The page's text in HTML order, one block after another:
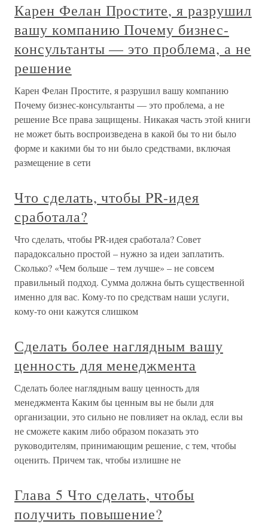
Карен Фелан Простите, я разрушил
вашу компанию Почему бизнес-
консультанты — это проблема, а не
решение
Карен Фелан Простите, я разрушил вашу компанию
Почему бизнес-консультанты — это проблема, а не
решение Все права защищены. Никакая часть этой книги
не может быть воспроизведена в какой бы то ни было
форме и какими бы то ни было средствами, включая
размещение в сети
Что сделать, чтобы PR-идея
сработала?
Что сделать, чтобы PR-идея сработала? Совет
парадоксально простой – нужно за идеи заплатить.
Сколько? «Чем больше – тем лучше» – не совсем
правильный подход. Сумма должна быть существенной
именно для вас. Кому-то по средствам наши услуги,
кому-то они кажутся слишком
Сделать более наглядным вашу
ценность для менеджмента
Сделать более наглядным вашу ценность для
менеджмента Каким бы ценным вы не были для
организации, это сильно не повлияет на оклад, если вы
не сможете каким либо образом показать это
руководителям, принимающим решение, с тем, чтобы
оценить. Причем так, чтобы излишне не
Глава 5 Что сделать, чтобы
получить повышение?